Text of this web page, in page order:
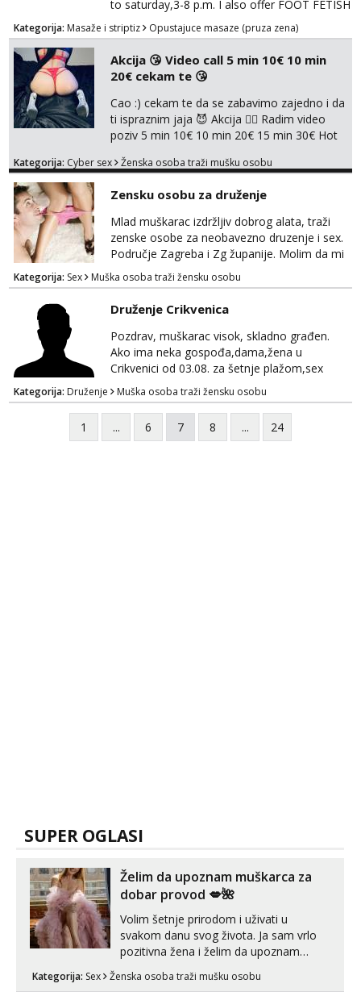
to saturday,3-8 p.m. I also offer FOOT FETISH
for lovers of beautiful feets👣👠👡👢 Calls
only,no messages! *NO SEX *PRIORITY IS
GIVEN TO REGULAR CLIENTS
Kategorija: Masaže i striptiz Opustajuce masaze (pruza zena)
Akcija 😘 Video call 5 min 10€ 10 min
20€ cekam te 😘
Cao :) cekam te da se zabavimo zajedno i da
ti ispraznim jaja 😈 Akcija 👇🏽 Radim video
poziv 5 min 10€ 10 min 20€ 15 min 30€ Hot
online Cekam te javi mi se porukom 😈👇🏽👇🏽
+385919904531
Kategorija: Cyber sex Ženska osoba traži mušku osobu
Zensku osobu za druženje
Mlad muškarac izdržljiv dobrog alata, traži
zenske osobe za neobavezno druzenje i sex.
Područje Zagreba i Zg županije. Molim da mi
se javljaju samo ženske osobe, muškarci i
parovi me ne zanimaju. Poruka, poziv ili
WhatsApp 0917339834
Kategorija: Sex Muška osoba traži žensku osobu
Druženje Crikvenica
Pozdrav, muškarac visok, skladno građen.
Ako ima neka gospođa,dama,žena u
Crikvenici od 03.08. za šetnje plažom,sex
,ljetnu romansu...
Kategorija: Druženje Muška osoba traži žensku osobu
1 ... 6 7 8 ... 24
SUPER OGLASI
Želim da upoznam muškarca za
dobar provod 💋🌺
Volim šetnje prirodom i uživati u
svakom danu svog života. Ja sam vrlo
pozitivna žena i želim da upoznam
može i nešto više.💋🌺 Klikni na link
Kategorija: Sex Ženska osoba traži mušku osobu